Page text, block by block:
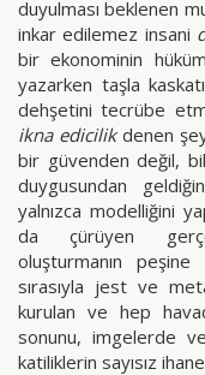
duyulması beklenen
inkar edilemez insani
bir ekonominin
yazarken taşla
dehşetini tecrübe
ikna edicilik denen
bir güvenden değil,
duygusundan
yalnızca modelliğini
da çürüyen
oluşturmanın
sırasıyla jest ve
kurulan ve hep
sonunu, imgelerde
katiliklerin sayısız